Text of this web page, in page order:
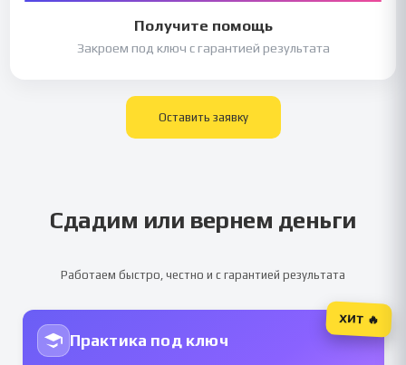
Получите помощь
Закроем под ключ с гарантией результата
Оставить заявку
Сдадим или вернем деньги
Работаем быстро, честно и с гарантией результата
Практика под ключ
ХИТ 🔥